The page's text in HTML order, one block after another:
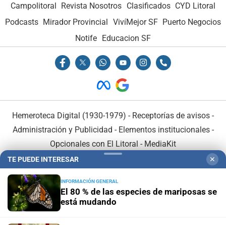
Campolitoral Revista Nosotros Clasificados CYD Litoral
Podcasts Mirador Provincial VivíMejor SF Puerto Negocios
Notife Educacion SF
Hemeroteca Digital (1930-1979) - Receptorías de avisos -
Administración y Publicidad - Elementos institucionales-
Opcionales con El Litoral - MediaKit
TE PUEDE INTERESAR ✕
INFORMACIÓN GENERAL
El 80 % de las especies de mariposas se
está mudando